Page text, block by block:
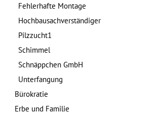
Fehlerhafte Montage
Hochbausachverständiger
Pilzzucht1
Schimmel
Schnäppchen GmbH
Unterfangung
Bürokratie
Erbe und Familie